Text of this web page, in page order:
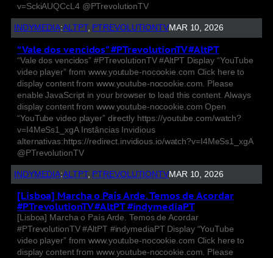
v=SckiAUQCcL4 @PTrevolutionTV
INDYMEDIA:ALTPT, PTREVOLUTIONTVMAR 10, 2026
“Vale dos vencidos” #PTrevolutionTV #AltPT
“Vale dos vencidos” #PTrevolutionTV #AltPT Display “YouTube
video player” from www.youtube-nocookie.com Click here to
display content from www.youtube-nocookie.com. Please
enable JavaScript in your browser to load this content. Always
display content from www.youtube-nocookie.com Open
“YouTube video player” directly https://youtube.com/watch?
v=I4MeSs1_xgA Instâncias Invidious
alternativas:https://redirect.invidious.io/watch?v=I4MeSs1_xgA
@PTrevolutionTV
INDYMEDIA:ALTPT, PTREVOLUTIONTVMAR 10, 2026
[Lisboa] Marcha o País Arde. Temos de Acordar
#PTrevolutionTV #AltPT #indymediaPT
[Lisboa] Marcha o País Arde. Temos de Acordar
#PTrevolutionTV #AltPT #indymediaPT Display “YouTube
video player” from www.youtube-nocookie.com Click here to
display content from www.youtube-nocookie.com. Please